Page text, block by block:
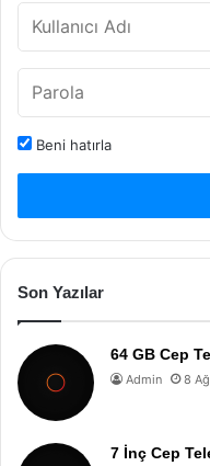
Beni hatırla
Son Yazılar
64 GB Cep
Admin 8
7 İnç Cep